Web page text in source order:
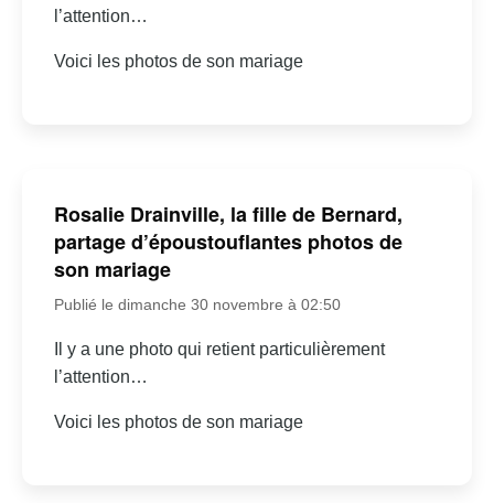
l’attention…
Voici les photos de son mariage
Rosalie Drainville, la fille de Bernard,
partage d’époustouflantes photos de
son mariage
Publié le dimanche 30 novembre à 02:50
Il y a une photo qui retient particulièrement
l’attention…
Voici les photos de son mariage